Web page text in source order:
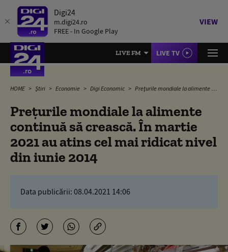
Digi24
m.digi24.ro
FREE - In Google Play
VIEW
LIVE FM LIVE TV
HOME Știri Economie Digi Economic Preţurile mondiale la alimente continuă să crească. În martie 2021 au atins cel mai ridicat nivel din iunie 2014
Preţurile mondiale la alimente
continuă să crească. În martie
2021 au atins cel mai ridicat nivel
din iunie 2014
Data publicării: 08.04.2021 14:06